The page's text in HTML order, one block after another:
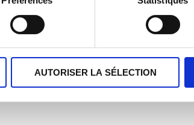
AUTORISER LA SÉLECTION
Les produits Roussaly